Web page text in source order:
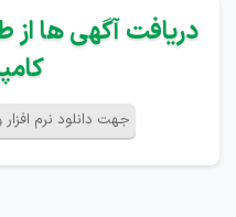
دریافت آگهی ها از
جهت دانلود نرم